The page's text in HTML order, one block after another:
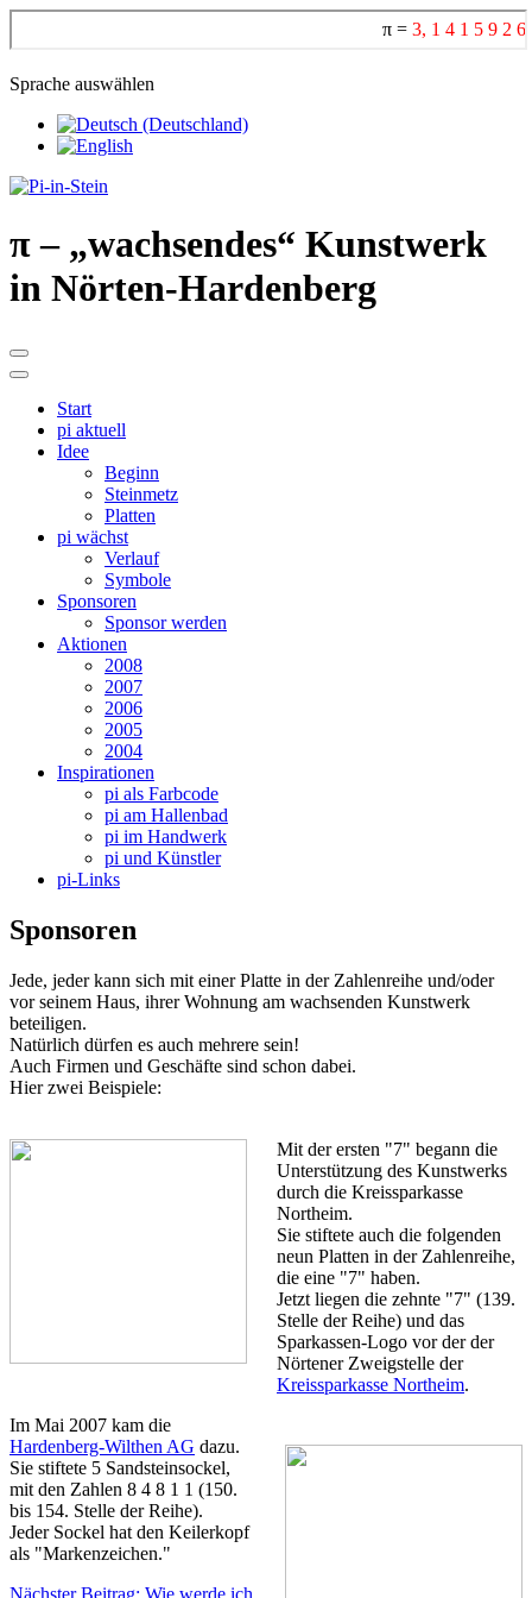
Sprache auswählen
π– „wachsendes“ Kunstwerk
in Nörten-Hardenberg
Start
pi aktuell
Idee
Beginn
Steinmetz
Platten
pi wächst
Verlauf
Symbole
Sponsoren
Sponsor werden
Aktionen
2008
2007
2006
2005
2004
Inspirationen
pi als Farbcode
pi am Hallenbad
pi im Handwerk
pi und Künstler
pi-Links
Sponsoren
Jede, jeder kann sich mit einer Platte in der Zahlenreihe und/oder
vor seinem Haus, ihrer Wohnung am wachsenden Kunstwerk
beteiligen.
Natürlich dürfen es auch mehrere sein!
Auch Firmen und Geschäfte sind schon dabei.
Hier zwei Beispiele:
Mit der ersten "7" begann die
Unterstützung des Kunstwerks
durch die Kreissparkasse
Northeim.
Sie stiftete auch die folgenden
neun Platten in der Zahlenreihe,
die eine "7" haben.
Jetzt liegen die zehnte "7" (139.
Stelle der Reihe) und das
Sparkassen-Logo vor der der
Nörtener Zweigstelle der
Kreissparkasse Northeim.
Im Mai 2007 kam die
Hardenberg-Wilthen AG dazu.
Sie stiftete 5 Sandsteinsockel,
mit den Zahlen 8 4 8 1 1 (150.
bis 154. Stelle der Reihe).
Jeder Sockel hat den Keilerkopf
als "Markenzeichen."
Nächster Beitrag: Wie werde ich